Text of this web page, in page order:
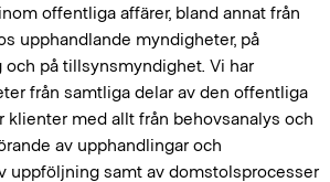
offentliga affärer, bland annat från
upphandlande myndigheter, på
på tillsynsmyndighet. Vi har
från samtliga delar av den offentliga
klienter med allt från behovsanalys och
av upphandlingar och
uppföljning samt av domstolsprocesser